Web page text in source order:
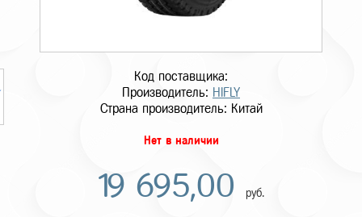
Код поставщика:
Производитель: HIFLY
Страна производитель: Китай
Нет в наличии
19 695,00 руб.